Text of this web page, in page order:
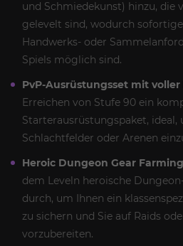
und Schmiedekunst) hinzu, die
gelevelt sind, wodurch
Handwerks- oder
Spiels möglich sind.
PvP-Ausrüstungsset mit voller
Erreichen von Stufe 90 ein
Starterausrüstungspaket,
Schlachtfelder oder Arenen
Heroic Dungeon Gear Farming
dem Leveln heroische
durch, um Ihnen ein
zu sichern und Sie auf Raids
vorzubereiten.